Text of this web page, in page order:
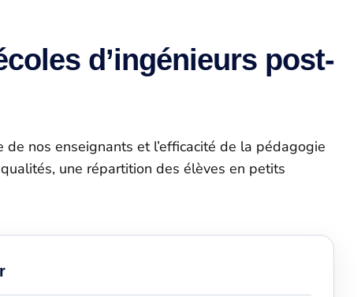
d’ingénieurs post-
de nos enseignants et l’efficacité de la pédagogie
une répartition des élèves en petits